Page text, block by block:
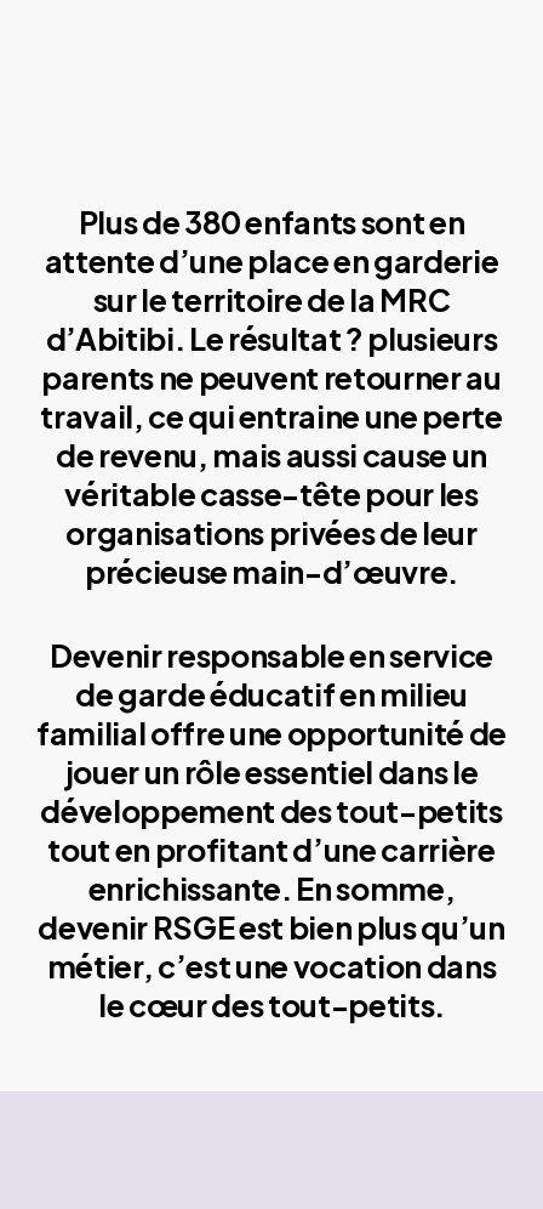
Plus de 380 enfants sont en
attente d’une place en garderie
sur le territoire de la MRC
d’Abitibi. Le résultat ? plusieurs
parents ne peuvent retourner au
travail, ce qui entraine une perte
de revenu, mais aussi cause un
véritable casse-tête pour les
organisations privées de leur
précieuse main-d’œuvre.
Devenir responsable en service
de garde éducatif en milieu
familial offre une opportunité de
jouer un rôle essentiel dans le
développement des tout-petits
tout en profitant d’une carrière
enrichissante. En somme,
devenir RSGE est bien plus qu’un
métier, c’est une vocation dans
le cœur des tout-petits.